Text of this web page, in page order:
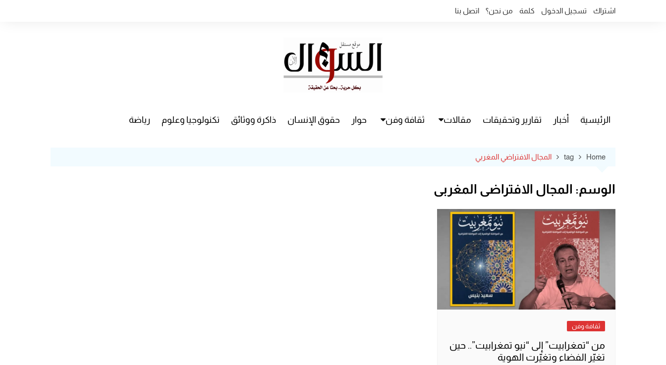
اشتراك تسجيل الدخول كلمة من نحن؟ اتصل بنا
الرئيسية أخبار تقارير وتحقيقات مقالات ثقافة وفن حوار حقوق الإنسان ذاكرة ووثائق تكنولوجيا وعلوم رياضة
Home
tag المجال الافتراضي المغربي
الوسم: المجال الافتراضي المغربي
ثقافة وفن
من “تمغرابيت” إلى “نيو تمغرابيت”.. حين
تغيّر الفضاء وتغيّرت الهوية